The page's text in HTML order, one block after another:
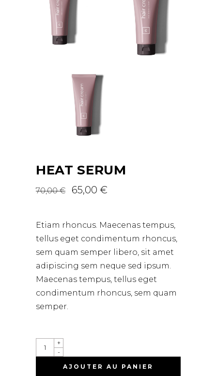
HEAT SERUM
70,00€ 65,00 €
Etiam rhoncus. Maecenas tempus,
tellus eget condimentum rhoncus,
sem quam semper libero, sit amet
adipiscing sem neque sed ipsum.
Maecenas tempus, tellus eget
condimentum rhoncus, sem quam
semper.
QUANTITY
-
+
AJOUTER AU PANIER